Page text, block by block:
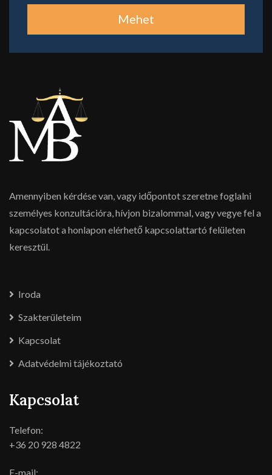
Mehet
Amennyiben kérdése van, vagy időpontot szeretne foglalni
személyes konzultációra, hívjon bizalommal, vagy vegye fel a
kapcsolatot a honlapon elérhető kapcsolattartó felületen
keresztül.
Iroda
Szakterületeim
Kapcsolat
Adatvédelmi tájékoztató
Kapcsolat
Telefon:
+36 20 928 4822
E-mail: